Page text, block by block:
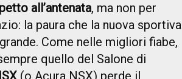
all’antenata, ma non per
la paura che la nuova sportiva
Come nelle migliori fiabe,
quello del Salone di
(o Acura NSX) perde il